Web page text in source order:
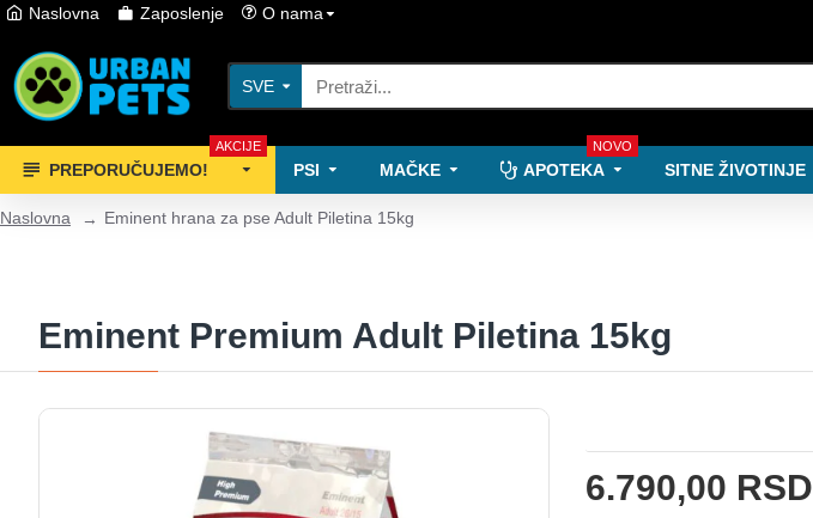
Naslovna Zaposlenje O nama
SVE
PREPORUČUJEMO!
AKCIJE
PSI MAČKE APOTEKA
NOVO
SITNE ŽIVOTINJE
Naslovna Eminent hrana za pse Adult Piletina 15kg
Eminent Premium Adult Piletina 15kg
6.790,00 RSD